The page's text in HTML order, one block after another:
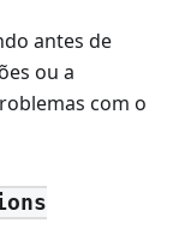
antes de
ou a
com o